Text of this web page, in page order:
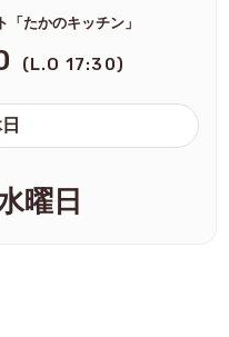
たかのキッチン」
(L.O 17:30)
曜日